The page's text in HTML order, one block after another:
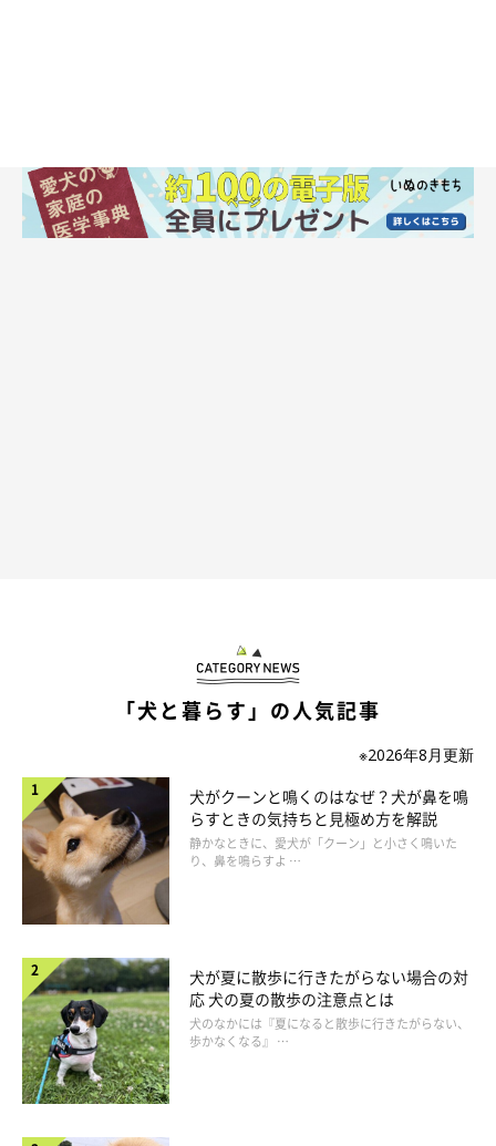
くどくど叱る
愛犬をガミガミと叱り続けるのはかなりの「問題行動」です。
犬には複雑な会話がわからないので、怖い顔をして怒鳴っている
「犬と暮らす」の人気記事
※2026年8月更新
犬がクーンと鳴くのはなぜ？犬が鼻を鳴
らすときの気持ちと見極め方を解説
静かなときに、愛犬が「クーン」と小さく鳴いた
り、鼻を鳴らすよ …
犬が夏に散歩に行きたがらない場合の対
応 犬の夏の散歩の注意点とは
犬のなかには『夏になると散歩に行きたがらない、
歩かなくなる』 …